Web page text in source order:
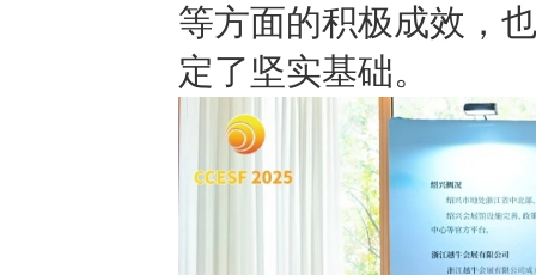
等方面的积极成效，
定了坚实基础。